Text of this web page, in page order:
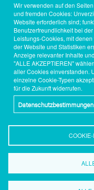
Wir verwenden auf den
und fremden Cookies:
Website erforderlich sind;
Benutzerfreundlichkeit bei
Leistungs-Cookies, mit
der Website und Statistiken
Anzeige relevanter Inhalte
"ALLE AKZEPTIEREN"
aller Cookies einverstanden.
einzelne Cookie-Typen
für die Zukunft widerrufen.
Datenschutzbestimmungen